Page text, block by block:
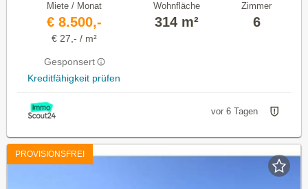
Miete / Monat
€ 8.500,-
€ 27,- / m²
Gesponsert
Kreditfähigkeit prüfen
Wohnfläche
314 m²
Zimmer
6
vor 6 Tagen
PROVISIONSFREI